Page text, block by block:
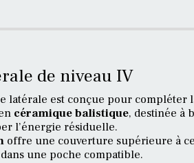
de niveau IV
latérale est conçue pour
céramique balistique, destinée à
l’énergie résiduelle.
offre une couverture supérieure à
une poche compatible.